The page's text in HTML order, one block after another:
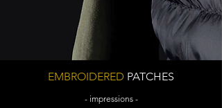
EMBROIDERED PATCHES
- impressions -